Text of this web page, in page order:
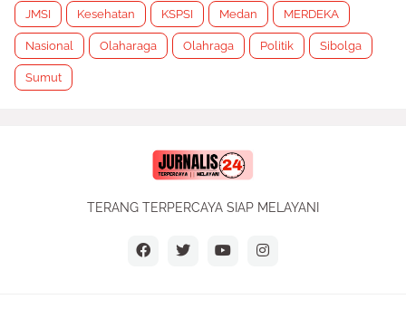
JMSI Kesehatan KSPSI Medan MERDEKA
Nasional Olaharaga Olahraga Politik Sibolga
Sumut
TERANG TERPERCAYA SIAP MELAYANI